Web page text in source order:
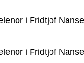
i Fridtjof
i Fridtjof